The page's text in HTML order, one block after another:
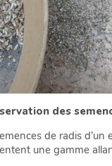
des
de radis
une gamme